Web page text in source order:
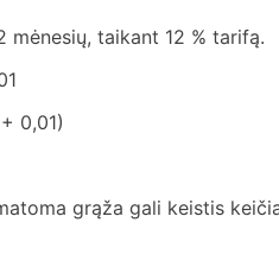
mėnesių, taikant 12 % tarifą.
0,01)
grąža gali keistis